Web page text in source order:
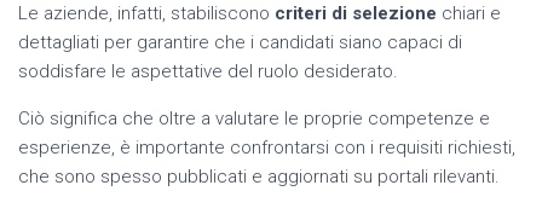
Le aziende, infatti, stabiliscono criteri di selezione chiari e
dettagliati per garantire che i candidati siano capaci di
soddisfare le aspettative del ruolo desiderato.
Ciò significa che oltre a valutare le proprie competenze e
esperienze, è importante confrontarsi con i requisiti richiesti,
che sono spesso pubblicati e aggiornati su portali rilevanti.